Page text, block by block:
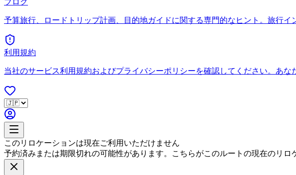
予算旅行、ロードトリップ計画、目的地ガイドに関する専門的なヒント。旅行イ
利用規約
当社のサービス利用規約およびプライバシーポリシーを確認してください。あ
このリロケーションは現在ご利用いただけません
予約済みまたは期限切れの可能性があります。こちらがこのルートの現在のリロ